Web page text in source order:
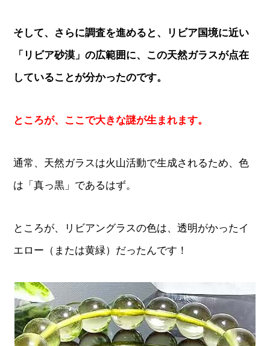
そして、さらに調査を進めると、リビア国境に近い
「リビア砂漠」の広範囲に、この天然ガラスが点在
していることが分かったのです。
ところが、ここで大きな謎が生まれます。
通常、天然ガラスは火山活動で生成されるため、色
は「真っ黒」であるはず。
ところが、リビアングラスの色は、透明がかったイ
エロー（または黄緑）だったんです！